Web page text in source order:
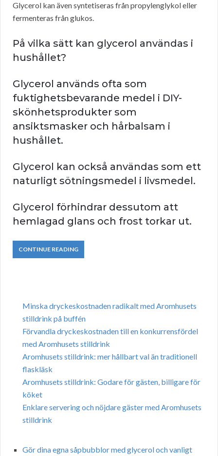
Glycerol kan även syntetiseras från propylenglykol eller
fermenteras från glukos.
På vilka sätt kan glycerol användas i
hushållet?
Glycerol används ofta som
fuktighetsbevarande medel i DIY-
skönhetsprodukter som
ansiktsmasker och hårbalsam i
hushållet.
Glycerol kan också användas som ett
naturligt sötningsmedel i livsmedel.
Glycerol förhindrar dessutom att
hemlagad glans och frost torkar ut.
CONTINUE READING
Minska dryckeskostnaden radikalt med Aromhusets
stilldrink på buffén
Förvandla dryckeskostnaden till en konkurrensfördel
med Aromhusets stilldrink
Aromhusets stilldrink: mer hållbart val än traditionell
flaskläsk
Aromhusets stilldrink: Godare för gästen, billigare för
köket
Enklare servering och nöjdare gäster med Aromhusets
stilldrink
Gör dina egna såpbubblor med glycerol och vanligt